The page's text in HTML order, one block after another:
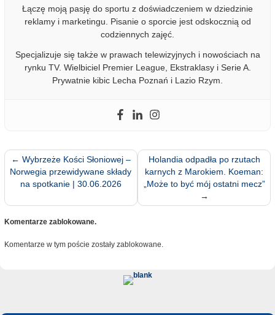
Łączę moją pasję do sportu z doświadczeniem w dziedzinie
reklamy i marketingu. Pisanie o sporcie jest odskocznią od
codziennych zajęć.
Specjalizuje się także w prawach telewizyjnych i nowościach na
rynku TV. Wielbiciel Premier League, Ekstraklasy i Serie A.
Prywatnie kibic Lecha Poznań i Lazio Rzym.
← Wybrzeże Kości Słoniowej –
Norwegia przewidywane składy
na spotkanie | 30.06.2026
Holandia odpadła po rzutach
karnych z Marokiem. Koeman:
„Może to być mój ostatni mecz”
→
Komentarze zablokowane.
Komentarze w tym poście zostały zablokowane.